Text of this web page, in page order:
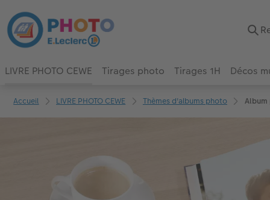
LIVRE PHOTO CEWE Tirages photo Tirages 1H Décos
Accueil LIVRE PHOTO CEWE Thèmes d'albums photo